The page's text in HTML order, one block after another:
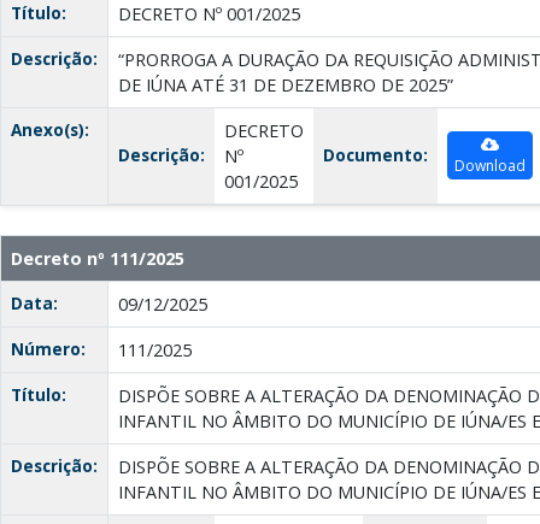
Título:
DECRETO Nº 001/2025
Descrição:
“PRORROGA A DURAÇÃO DA REQUISIÇÃO
DE IÚNA ATÉ 31 DE DEZEMBRO DE 2025”
Anexo(s):
Descrição:
DECRETO
Nº
001/2025
Documento: Download
Decreto nº 111/2025
Data:
09/12/2025
Número:
111/2025
Título:
DISPÕE SOBRE A ALTERAÇÃO DA DENOMINAÇÃO
INFANTIL NO ÂMBITO DO MUNICÍPIO DE IÚNA/ES
Descrição:
DISPÕE SOBRE A ALTERAÇÃO DA DENOMINAÇÃO
INFANTIL NO ÂMBITO DO MUNICÍPIO DE IÚNA/ES